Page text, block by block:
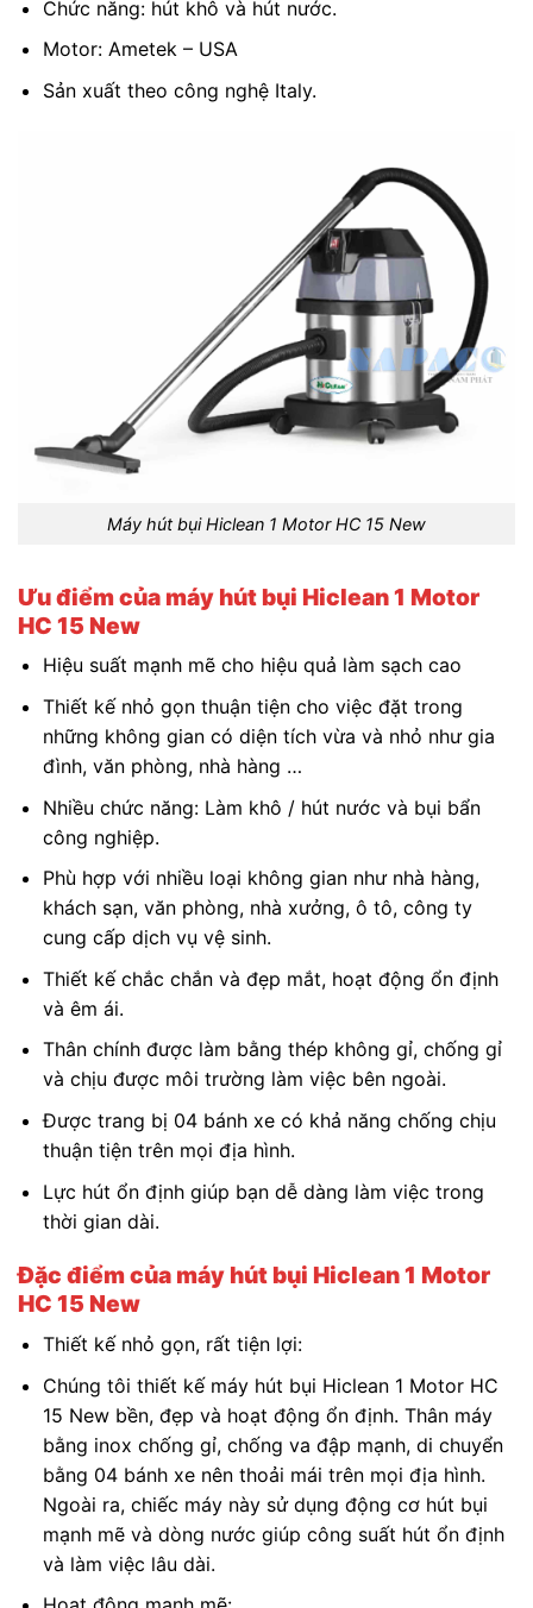
Chức năng: hút khô và hút nước.
Motor: Ametek – USA
Sản xuất theo công nghệ Italy.
Máy hút bụi Hiclean 1 Motor HC 15 New
Ưu điểm của máy hút bụi Hiclean 1 Motor
HC 15 New
Hiệu suất mạnh mẽ cho hiệu quả làm sạch cao
Thiết kế nhỏ gọn thuận tiện cho việc đặt trong
những không gian có diện tích vừa và nhỏ như gia
đình, văn phòng, nhà hàng …
Nhiều chức năng: Làm khô / hút nước và bụi bẩn
công nghiệp.
Phù hợp với nhiều loại không gian như nhà hàng,
khách sạn, văn phòng, nhà xưởng, ô tô, công ty
cung cấp dịch vụ vệ sinh.
Thiết kế chắc chắn và đẹp mắt, hoạt động ổn định
và êm ái.
Thân chính được làm bằng thép không gỉ, chống gỉ
và chịu được môi trường làm việc bên ngoài.
Được trang bị 04 bánh xe có khả năng chống chịu
thuận tiện trên mọi địa hình.
Lực hút ổn định giúp bạn dễ dàng làm việc trong
thời gian dài.
Đặc điểm của máy hút bụi Hiclean 1 Motor
HC 15 New
Thiết kế nhỏ gọn, rất tiện lợi:
Chúng tôi thiết kế máy hút bụi Hiclean 1 Motor HC
15 New bền, đẹp và hoạt động ổn định. Thân máy
bằng inox chống gỉ, chống va đập mạnh, di chuyển
bằng 04 bánh xe nên thoải mái trên mọi địa hình.
Ngoài ra, chiếc máy này sử dụng động cơ hút bụi
mạnh mẽ và dòng nước giúp công suất hút ổn định
và làm việc lâu dài.